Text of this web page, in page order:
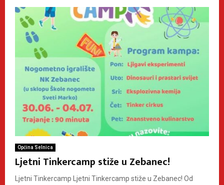
Općina Selnica
Ljetni Tinkercamp stiže u Zebanec!
Ljetni Tinkercamp Ljetni Tinkercamp stiže u Zebanec! Od